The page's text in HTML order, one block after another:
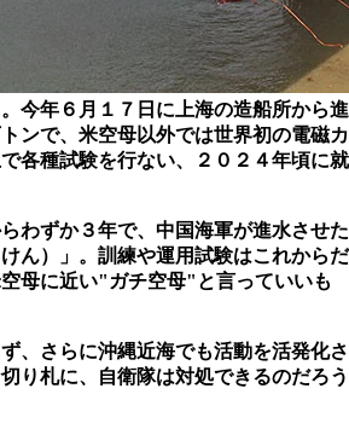
今年６月１７日に上海の造船所から進
ンで、米空母以外では世界初の電磁カ
各種試験を行ない、２０２４年頃に就
わずか３年で、中国海軍が進水させた
ん）
」。訓練や運用試験はこれからだ
母に近い"ガチ空母"と言っていいも
、さらに沖縄近海でも活動を活発化さ
り札に、自衛隊は対処できるのだろう